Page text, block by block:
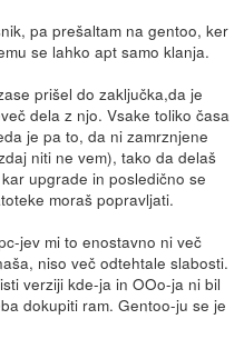
pa prešaltam na gentoo, ker
se lahko apt samo klanja.
prišel do zaključka,da je
dela z njo. Vsake toliko časa
je pa to, da ni zamrznjene
niti ne vem), tako da delaš
upgrade in posledično se
moraš popravljati.
jev mi to enostavno ni več
niso več odtehtale slabosti.
verziji kde-ja in OOo-ja ni bil
dokupiti ram. Gentoo-ju se je